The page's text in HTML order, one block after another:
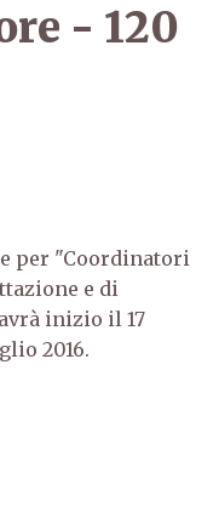
- 120
per "Coordinatori
e di
inizio il 17
2016.